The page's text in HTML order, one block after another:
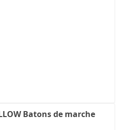
Batons de marche